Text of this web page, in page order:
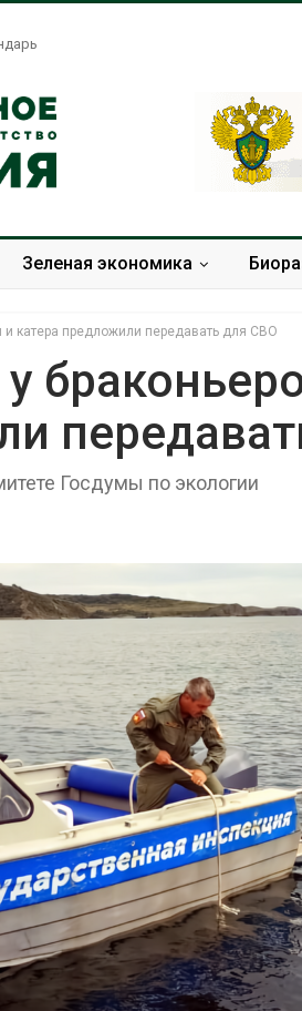
Зеленая экономика
катера предложили передавать для СВО
Госдумы по экологии
Названы ведущие
экологические НКО
года
регионов столкнулись с
экстремальными
Солнечные панели над
каналами позволяют
одновременно
вырабатывать энергию и
воду
2026
Дождевая вода с крыш
может помочь городам
переживать жару
Авг 7, 2026
Минприроды
потребовало ускорить
строительство мусорных